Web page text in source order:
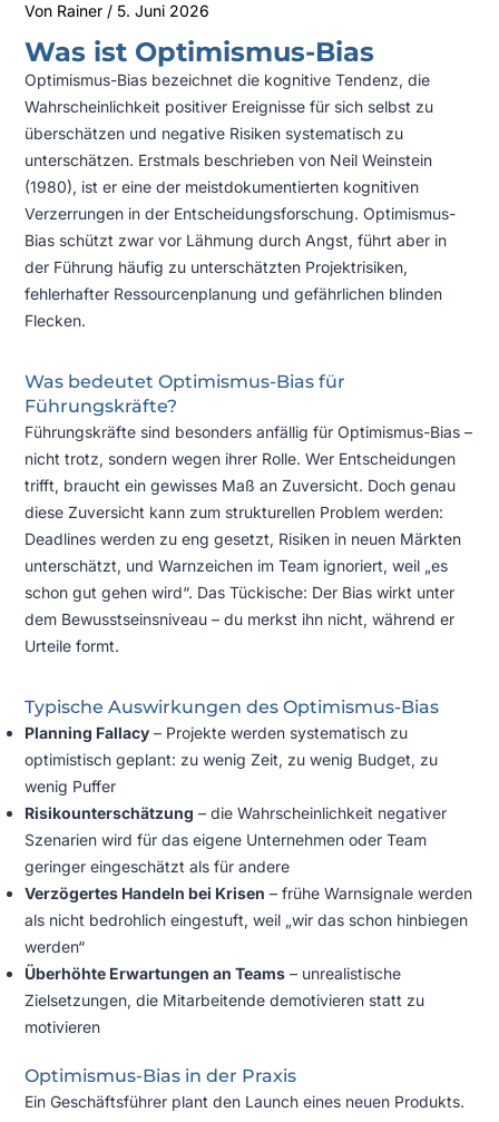
Von Rainer / 5. Juni 2026
Was ist Optimismus-Bias
Optimismus-Bias bezeichnet die kognitive Tendenz, die
Wahrscheinlichkeit positiver Ereignisse für sich selbst zu
überschätzen und negative Risiken systematisch zu
unterschätzen. Erstmals beschrieben von Neil Weinstein
(1980), ist er eine der meistdokumentierten kognitiven
Verzerrungen in der Entscheidungsforschung. Optimismus-
Bias schützt zwar vor Lähmung durch Angst, führt aber in
der Führung häufig zu unterschätzten Projektrisiken,
fehlerhafter Ressourcenplanung und gefährlichen blinden
Flecken.
Was bedeutet Optimismus-Bias für
Führungskräfte?
Führungskräfte sind besonders anfällig für Optimismus-Bias –
nicht trotz, sondern wegen ihrer Rolle. Wer Entscheidungen
trifft, braucht ein gewisses Maß an Zuversicht. Doch genau
diese Zuversicht kann zum strukturellen Problem werden:
Deadlines werden zu eng gesetzt, Risiken in neuen Märkten
unterschätzt, und Warnzeichen im Team ignoriert, weil „es
schon gut gehen wird“. Das Tückische: Der Bias wirkt unter
dem Bewusstseinsniveau – du merkst ihn nicht, während er
Urteile formt.
Typische Auswirkungen des Optimismus-Bias
Planning Fallacy– Projekte werden systematisch zu
optimistisch geplant: zu wenig Zeit, zu wenig Budget, zu
wenig Puffer
Risikounterschätzung – die Wahrscheinlichkeit negativer
Szenarien wird für das eigene Unternehmen oder Team
geringer eingeschätzt als für andere
Verzögertes Handeln bei Krisen – frühe Warnsignale werden
als nicht bedrohlich eingestuft, weil „wir das schon hinbiegen
werden“
Überhöhte Erwartungen an Teams– unrealistische
Zielsetzungen, die Mitarbeitende demotivieren statt zu
motivieren
Optimismus-Bias in der Praxis
Ein Geschäftsführer plant den Launch eines neuen Produkts.